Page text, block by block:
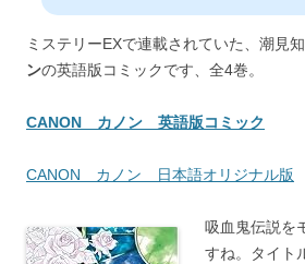
ミステリーEXで連載されていた、潮見
ンの英語版コミックです、全4巻。
CANON カノン 英語版コミック
CANON カノン 日本語オリジナル版
吸血鬼伝説を
すね。タイト